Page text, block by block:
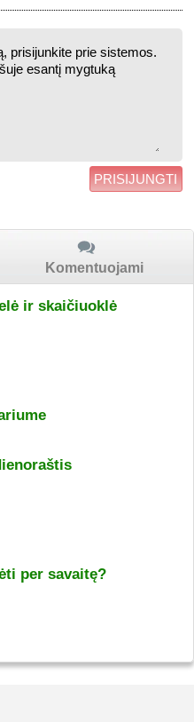
PRISIJUNGTI
Komentuojami
ir skaičiuoklė
per savaitę?